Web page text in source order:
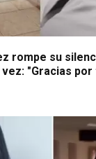
rompe su
"Gracias por